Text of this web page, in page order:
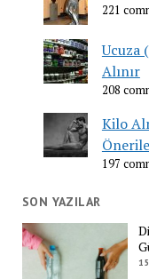
221
Ucuza
Alınır
208
Kilo
197
SON YAZILAR